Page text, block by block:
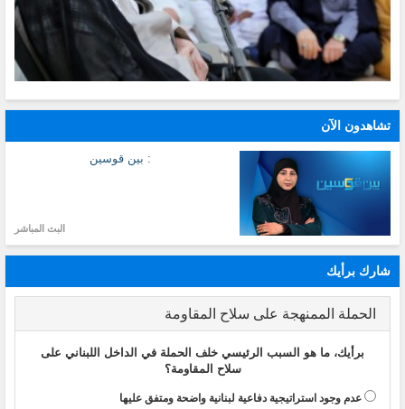
تشاهدون الآن
: بين قوسين
البث المباشر
شارك برأيك
الحملة الممنهجة على سلاح المقاومة
برأيك، ما هو السبب الرئيسي خلف الحملة في الداخل اللبناني على
سلاح المقاومة؟
عدم وجود استراتيجية دفاعية لبنانية واضحة ومتفق عليها